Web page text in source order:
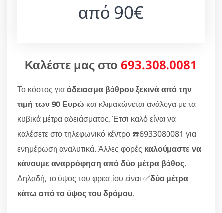
από 90€
Καλέστε μας στο 693.308.0081
Το κόστος γιαάδειασμα βόθρου ξεκινά από την
τιμή των 90 Ευρώ και κλιμακώνεται ανάλογα με τα
κυβικά μέτρα αδειάσματος. Έτσι καλό είναι να
καλέσετε στο τηλεφωνικό κέντρο ☎️6933080081 για
ενημέρωση αναλυτικά. Άλλες φορές καλούμαστε να
κάνουμε αναρρόφηση από δύο μέτρα βάθος.
Δηλαδή, το ύψος του φρεατίου είναι ✅δύο μέτρα
κάτω από το ύψος του δρόμου.